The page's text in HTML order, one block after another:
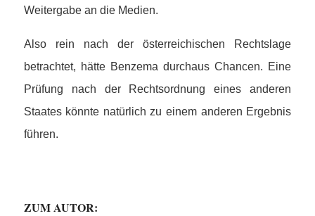
Weitergabe an die Medien.
Also rein nach der österreichischen Rechtslage
betrachtet, hätte Benzema durchaus Chancen. Eine
Prüfung nach der Rechtsordnung eines anderen
Staates könnte natürlich zu einem anderen Ergebnis
führen.
ZUM AUTOR: